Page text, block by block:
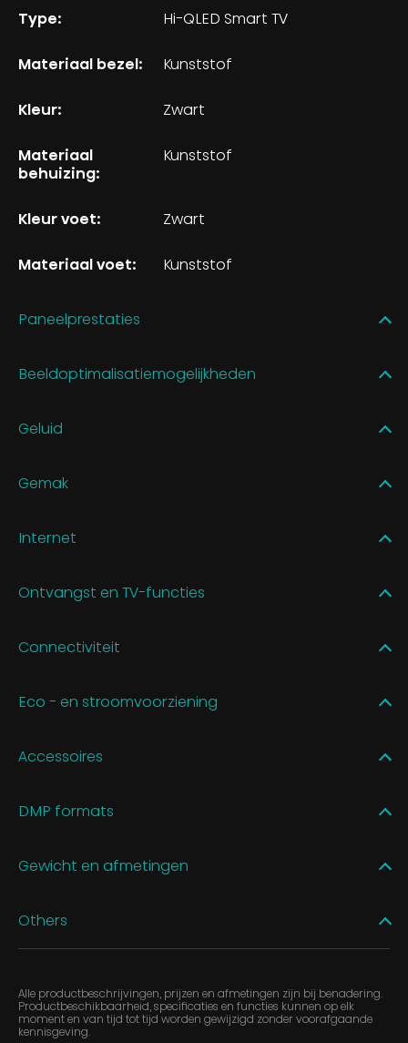
Type: Hi-QLED Smart TV
Materiaal bezel: Kunststof
Kleur: Zwart
Materiaal
behuizing:
Kunststof
Kleur voet: Zwart
Materiaal voet: Kunststof
Paneelprestaties
Beeldoptimalisatiemogelijkheden
Geluid
Gemak
Internet
Ontvangst en TV-functies
Connectiviteit
Eco - en stroomvoorziening
Accessoires
DMP formats
Gewicht en afmetingen
Others
Alle productbeschrijvingen, prijzen en afmetingen zijn bij benadering.
Productbeschikbaarheid, specificaties en functies kunnen op elk
moment en van tijd tot tijd worden gewijzigd zonder voorafgaande
kennisgeving.